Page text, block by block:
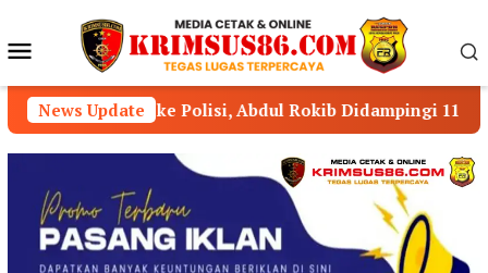
konten Menu
Mobile
News Update
Polisi, Abdul Rokib Didampingi 11 Pengacara